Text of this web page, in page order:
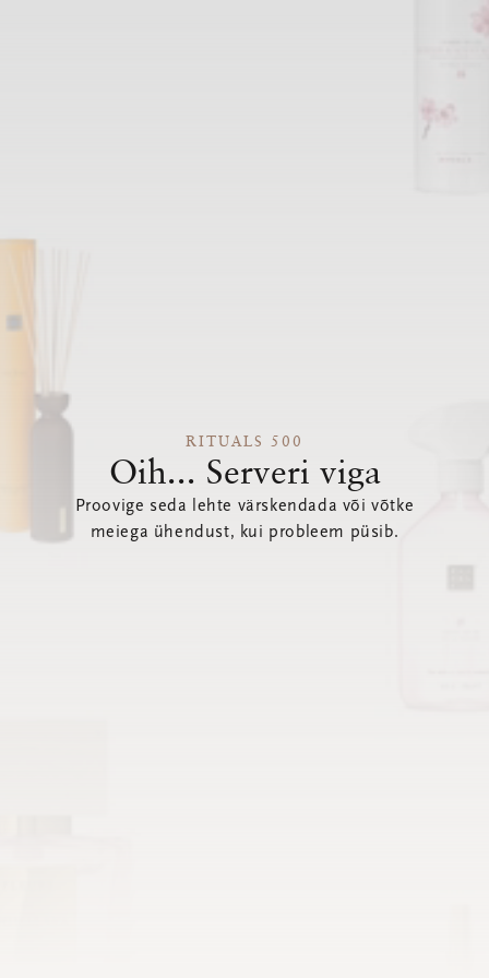
RITUALS 500
Oih... Serveri viga
Proovige seda lehte värskendada või võtke
meiega ühendust, kui probleem püsib.